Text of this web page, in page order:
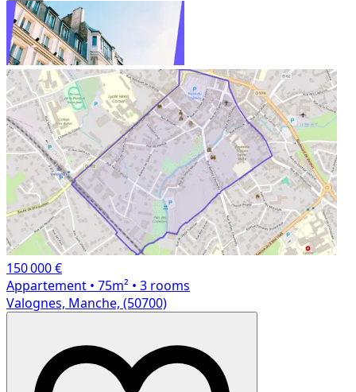
150 000 €
Appartement • 75m² • 3 rooms
Valognes, Manche, (50700)